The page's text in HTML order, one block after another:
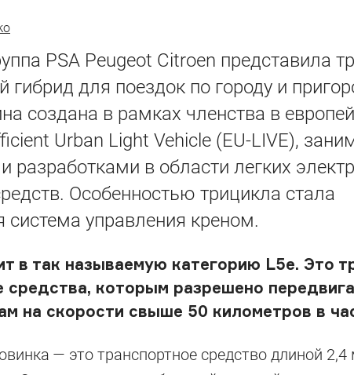
PSA Peugeot Citroen представила
гибрид для поездок по городу и
создана в рамках членства в
Urban Light Vehicle (EU-LIVE),
разработками в области легких
Особенностью трицикла стала
система управления креном.
в так называемую категорию L5e. Это
средства, которым разрешено
на скорости свыше 50 километров в
— это транспортное средство длиной 2,4